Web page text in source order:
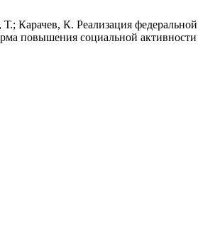
Карачев, К. Реализация
повышения социальной активности